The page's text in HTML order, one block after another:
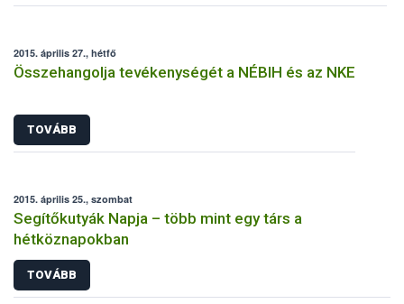
2015. április 27., hétfő
Összehangolja tevékenységét a NÉBIH és az NKE
TOVÁBB
2015. április 25., szombat
Segítőkutyák Napja – több mint egy társ a
hétköznapokban
TOVÁBB